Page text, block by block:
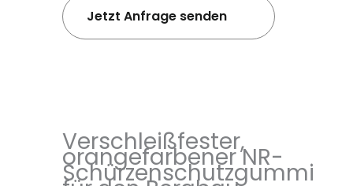
Jetzt Anfrage senden
Verschleißfester,
orangefarbener NR-
Schürzenschutzgummi